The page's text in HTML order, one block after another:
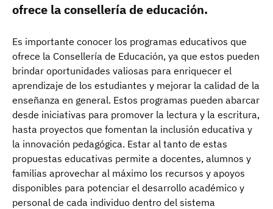
ofrece la consellería de educación.
Es importante conocer los programas educativos que
ofrece la Consellería de Educación, ya que estos pueden
brindar oportunidades valiosas para enriquecer el
aprendizaje de los estudiantes y mejorar la calidad de la
enseñanza en general. Estos programas pueden abarcar
desde iniciativas para promover la lectura y la escritura,
hasta proyectos que fomentan la inclusión educativa y
la innovación pedagógica. Estar al tanto de estas
propuestas educativas permite a docentes, alumnos y
familias aprovechar al máximo los recursos y apoyos
disponibles para potenciar el desarrollo académico y
personal de cada individuo dentro del sistema